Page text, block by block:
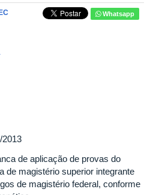
Whatsapp
2013
de aplicação de provas do
de magistério superior integrante
de magistério federal, conforme